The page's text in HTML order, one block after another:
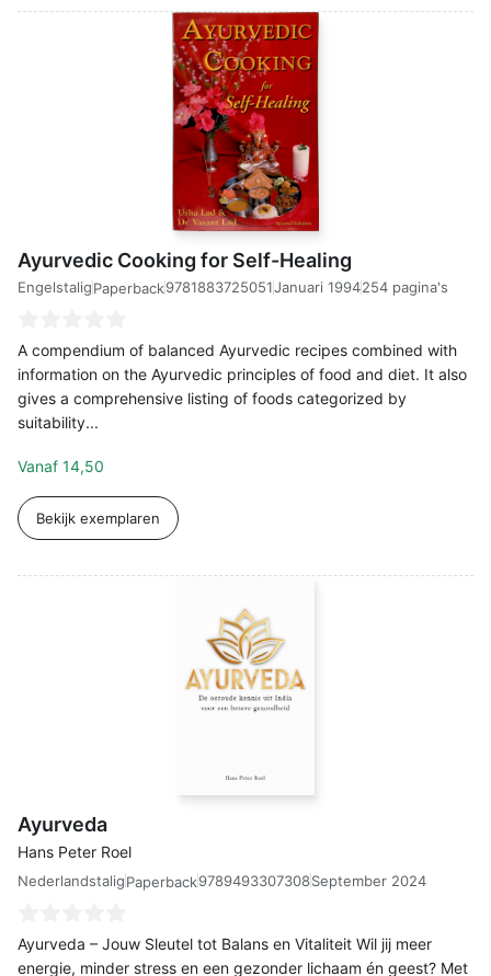
Ayurvedic Cooking for Self-Healing
EngelstaligPaperback9781883725051Januari 1994254 pagina's
A compendium of balanced Ayurvedic recipes combined with
information on the Ayurvedic principles of food and diet. It also
gives a comprehensive listing of foods categorized by
suitability...
Vanaf 14,50
Bekijk exemplaren
Ayurveda
Hans Peter Roel
NederlandstaligPaperback9789493307308September 2024
Ayurveda – Jouw Sleutel tot Balans en Vitaliteit Wil jij meer
energie, minder stress en een gezonder lichaam én geest? Met